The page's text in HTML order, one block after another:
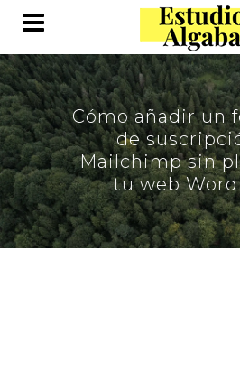
Cómo añadir un
de
Mailchimp sin
tu web